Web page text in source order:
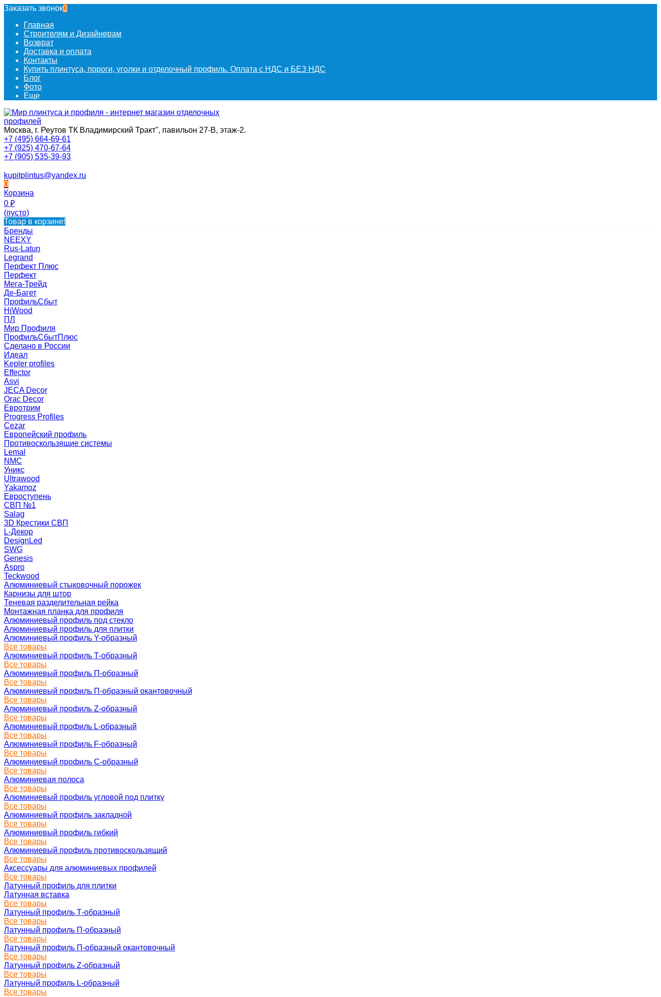
Заказать звонок0
Главная
Строителям и Дизайнерам
Возврат
Доставка и оплата
Контакты
Купить плинтуса, пороги, уголки и отделочный профиль. Оплата с НДС и БЕЗ НДС
Блог
Фото
Еще
Москва, г. Реутов ТК Владимирский Тракт", павильон 27-В, этаж-2.
+7 (495) 664-69-61
+7 (925) 470-67-64
+7 (905) 535-39-93
kupitplintus@yandex.ru
0
Корзина
0 ₽
(пусто)
Товар в корзине!
Бренды
NEEXY
Rus-Latun
Legrand
Перфект Плюс
Перфект
Мега-Трейд
Де-Багет
ПрофильСбыт
HiWood
ПЛ
Мир Профиля
ПрофильСбытПлюс
Сделано в России
Идеал
Kepler profiles
Effector
Asvi
JECA Decor
Orac Decor
Евротрим
Progress Profiles
Cezar
Европейский профиль
Противоскользящие системы
Lemal
NMC
Уникс
Ultrawood
Yakamoz
Евроступень
СВП №1
Salag
3D Крестики СВП
L-Декор
DesignLed
SWG
Genesis
Aspro
Teckwood
Алюминиевый стыковочный порожек
Карнизы для штор
Теневая разделительная рейка
Монтажная планка для профиля
Алюминиевый профиль под стекло
Алюминиевый профиль для плитки
Алюминиевый профиль Y-образный
Все товары
Алюминиевый профиль Т-образный
Все товары
Алюминиевый профиль П-образный
Все товары
Алюминиевый профиль П-образный окантовочный
Все товары
Алюминиевый профиль Z-образный
Все товары
Алюминиевый профиль L-образный
Все товары
Алюминиевый профиль F-образный
Все товары
Алюминиевый профиль C-образный
Все товары
Алюминиевая полоса
Все товары
Алюминиевый профиль угловой под плитку
Все товары
Алюминиевый профиль закладной
Все товары
Алюминиевый профиль гибкий
Все товары
Алюминиевый профиль противоскользящий
Все товары
Аксессуары для алюминиевых профилей
Все товары
Латунный профиль для плитки
Латунная вставка
Все товары
Латунный профиль Т-образный
Все товары
Латунный профиль П-образный
Все товары
Латунный профиль П-образный окантовочный
Все товары
Латунный профиль Z-образный
Все товары
Латунный профиль L-образный
Все товары